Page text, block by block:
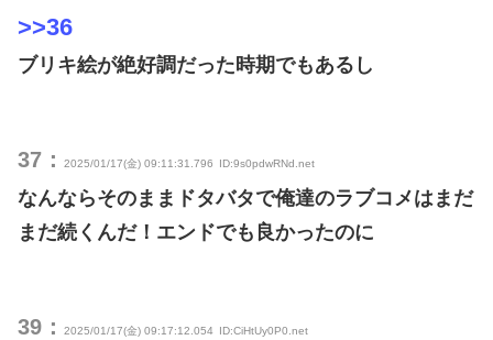
>>36
ブリキ絵が絶好調だった時期でもあるし
37： 2025/01/17(金) 09:11:31.796 ID:9s0pdwRNd.net
なんならそのままドタバタで俺達のラブコメはまだ
まだ続くんだ！エンドでも良かったのに
39： 2025/01/17(金) 09:17:12.054 ID:CiHtUy0P0.net